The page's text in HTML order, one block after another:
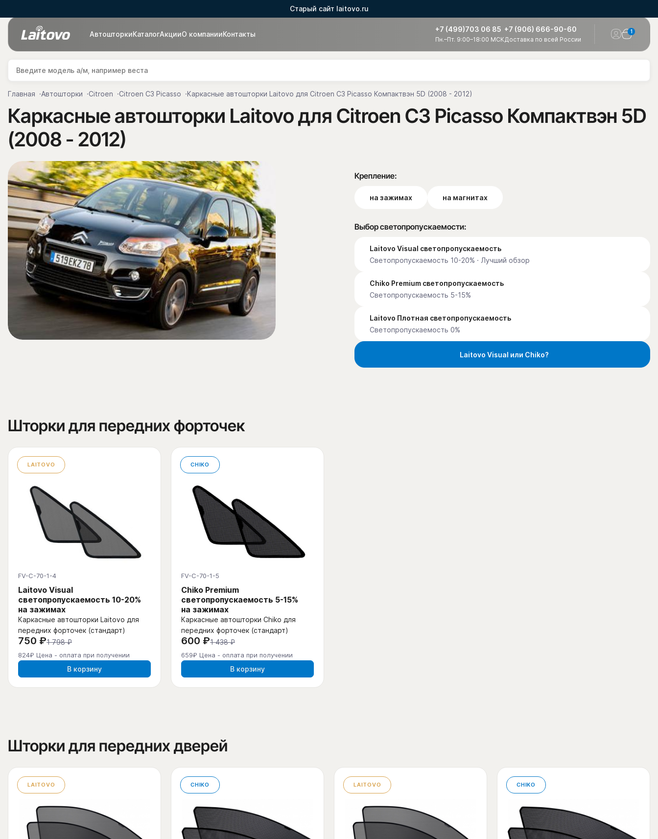
Старый сайт laitovo.ru
АвтошторкиКаталогАкцииО компанииКонтакты
+7 (499)703 06 85
Пн.–Пт. 9:00–18:00 МСК
+7 (906) 666-90-60
Доставка по всей России
1
Главная Автошторки Citroen Citroen C3 Picasso Каркасные автошторки Laitovo для Citroen C3 Picasso Компактвэн 5D (2008 - 2012)
Каркасные автошторки Laitovo для Citroen C3 Picasso Компактвэн 5D
(2008 - 2012)
Крепление:
на зажимах на магнитах
Выбор светопропускаемости:
Laitovo Visual светопропускаемость
Светопропускаемость 10-20% · Лучший обзор
Chiko Premium светопропускаемость
Светопропускаемость 5-15%
Laitovo Плотная светопропускаемость
Светопропускаемость 0%
Laitovo Visual или Chiko?
Шторки для передних форточек
LAITOVO
FV-C-70-1-4
Laitovo Visual
светопропускаемость 10-20%
на зажимах
Каркасные автошторки Laitovo для
передних форточек (стандарт)
750 ₽1 798 ₽
824₽ Цена - оплата при получении
В корзину
CHIKO
FV-C-70-1-5
Chiko Premium
светопропускаемость 5-15%
на зажимах
Каркасные автошторки Chiko для
передних форточек (стандарт)
600 ₽1 438 ₽
659₽ Цена - оплата при получении
В корзину
Шторки для передних дверей
LAITOVO CHIKO LAITOVO CHIKO